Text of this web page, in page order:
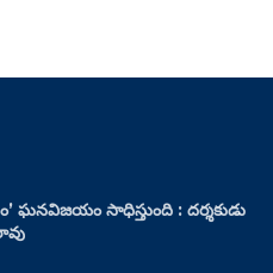
ఘనవిజయం సాధిస్తుంది : దర్శకుడు